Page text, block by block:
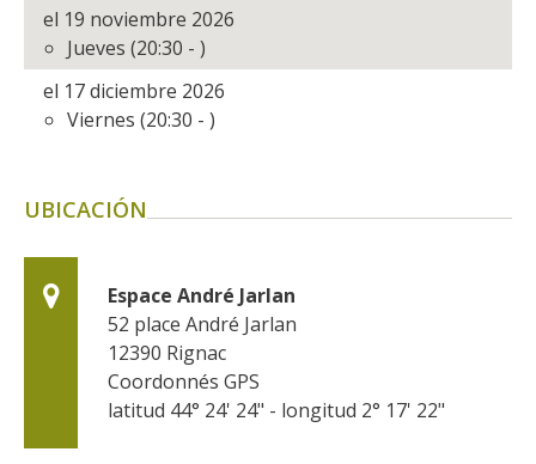
De la valle del Lot al País
Decazeville – Aubin
Patrimonio mundial de la
UNESCO
el 19 noviembre 2026
Jueves (20:30 - )
el 17 diciembre 2026
Viernes (20:30 - )
UBICACIÓN
Espace André Jarlan
52 place André Jarlan
12390 Rignac
Coordonnés GPS
latitud 44° 24' 24" - longitud 2° 17' 22"